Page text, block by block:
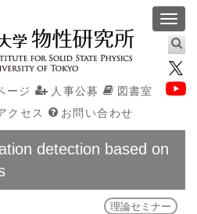
ージ 人事公募
図書室
クセス お問い合わせ
detection based on
理論セミナー